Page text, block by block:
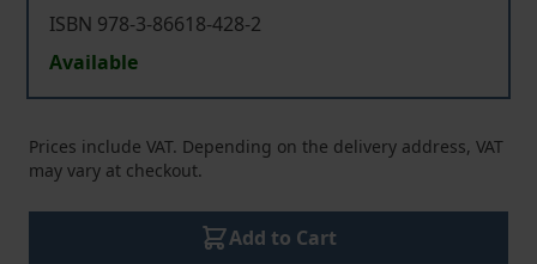
ISBN 978-3-86618-428-2
Available
Prices include VAT. Depending on the delivery address, VAT
may vary at checkout.
Add to Cart